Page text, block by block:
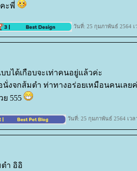
ะพี่
วันที่: 25 กุมภาพันธ์ 2564 เ
บได้เกือบจะเท่าคนอยู่แล้วค่ะ
งจกส้มตำ ท่าทางอร่อยเหมือนคนเลย
555
วันที่: 25 กุมภาพันธ์ 2564 เวล
ำ อิอิ